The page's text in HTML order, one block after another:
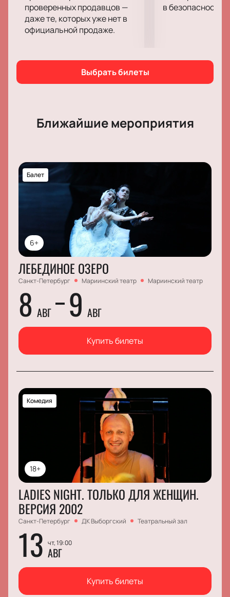
проверенных продавцов —
даже те, которых уже нет в
официальной продаже.
в безопасности.
Выбрать билеты
Ближайшие мероприятия
6+
Балет
ЛЕБЕДИНОЕ ОЗЕРО
Санкт-Петербург Мариинский театр Мариинский театр
8 АВГ 9 АВГ
Купить билеты
18+
Комедия
LADIES NIGHT. ТОЛЬКО ДЛЯ ЖЕНЩИН.
ВЕРСИЯ 2002
Санкт-Петербург ДК Выборгский Театральный зал
13 чт, 19:00
АВГ
Купить билеты